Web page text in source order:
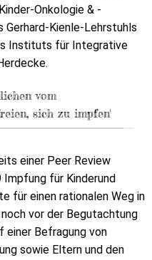
Onkologie & -
Gerhard-Kienle-Lehrstuhls
Instituts für Integrative
vom
sich zu impfen'
einer Peer Review
Impfung für Kinderund
für einen rationalen Weg in
vor der Begutachtung
einer Befragung von
sowie Eltern und den